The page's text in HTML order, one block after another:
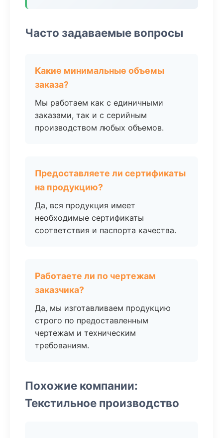
Часто задаваемые вопросы
Какие минимальные объемы
заказа?
Мы работаем как с единичными
заказами, так и с серийным
производством любых объемов.
Предоставляете ли сертификаты
на продукцию?
Да, вся продукция имеет
необходимые сертификаты
соответствия и паспорта качества.
Работаете ли по чертежам
заказчика?
Да, мы изготавливаем продукцию
строго по предоставленным
чертежам и техническим
требованиям.
Похожие компании:
Текстильное производство